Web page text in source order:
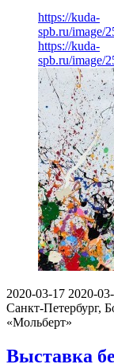
https://kuda-
spb.ru/image/
https://kuda-
spb.ru/image/
2020-03-17 2020-
Санкт-Петербург,
«Мольберт»
Выставка